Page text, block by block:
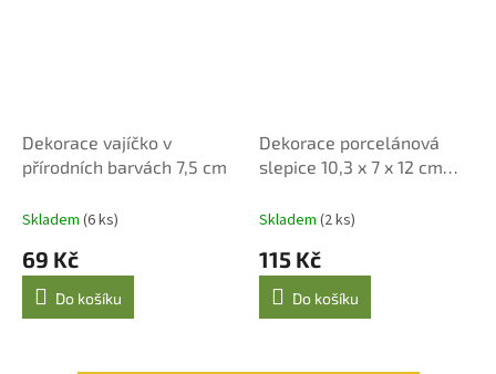
Dekorace vajíčko v
přírodních barvách 7,5 cm
Skladem (6 ks)
69 Kč
Do košíku
Dekorace porcelánová
slepice 10,3 x 7 x 12 cm
Skladem (2 ks)
115 Kč
Do košíku